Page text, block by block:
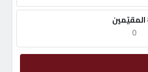
المقيّمين
0